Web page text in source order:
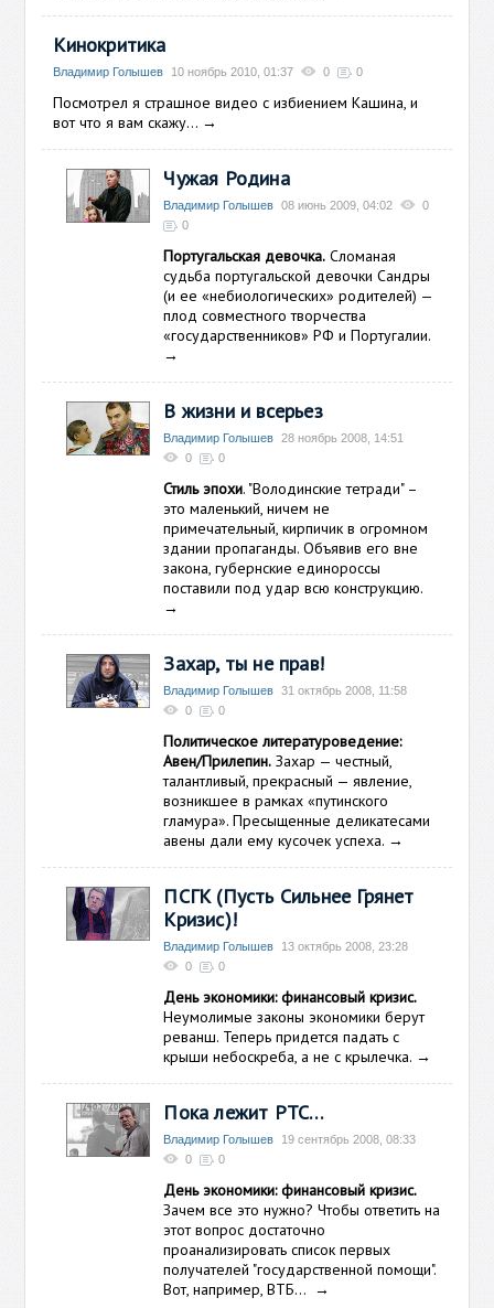
Кинокритика
Владимир Голышев 10 ноябрь 2010, 01:37 0 0
Посмотрел я страшное видео с избиением Кашина, и
вот что я вам скажу... →
Чужая Родина
Владимир Голышев 08 июнь 2009, 04:02
0
0
Португальская девочка. Сломаная
судьба португальской девочки Сандры
(и ее «небиологических» родителей) —
плод совместного творчества
«государственников» РФ и Португалии.
→
В жизни и всерьез
Владимир Голышев
28 ноябрь 2008, 14:51
0
0
Стиль эпохи. "Володинские тетради" –
это маленький, ничем не
примечательный, кирпичик в огромном
здании пропаганды. Объявив его вне
закона, губернские единороссы
поставили под удар всю конструкцию.
→
Захар, ты не прав!
Владимир Голышев
31 октябрь 2008, 11:58
0
0
Политическое литературоведение:
Авен/Прилепин. Захар — честный,
талантливый, прекрасный — явление,
возникшее в рамках «путинского
гламура». Пресыщенные деликатесами
авены дали ему кусочек успеха. →
ПСГК (Пусть Сильнее Грянет
Кризис)!
Владимир Голышев
13 октябрь 2008, 23:28
0
0
День экономики: финансовый кризис.
Неумолимые законы экономики берут
реванш. Теперь придется падать с
крыши небоскреба, а не с крылечка. →
Пока лежит РТС…
Владимир Голышев
19 сентябрь 2008, 08:33
0
0
День экономики: финансовый кризис.
Зачем все это нужно? Чтобы ответить на
этот вопрос достаточно
проанализировать список первых
получателей "государственной помощи".
Вот, например, ВТБ… →